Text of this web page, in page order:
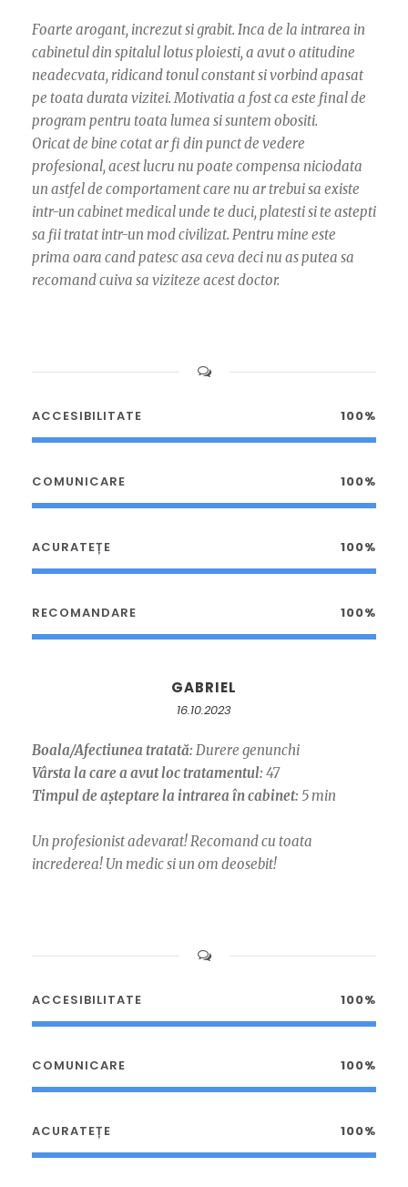
Foarte arogant, increzut si grabit. Inca de la intrarea in
cabinetul din spitalul lotus ploiesti, a avut o atitudine
neadecvata, ridicand tonul constant si vorbind apasat
pe toata durata vizitei. Motivatia a fost ca este final de
program pentru toata lumea si suntem obositi.
Oricat de bine cotat ar fi din punct de vedere
profesional, acest lucru nu poate compensa niciodata
un astfel de comportament care nu ar trebui sa existe
intr-un cabinet medical unde te duci, platesti si te astepti
sa fii tratat intr-un mod civilizat. Pentru mine este
prima oara cand patesc asa ceva deci nu as putea sa
recomand cuiva sa viziteze acest doctor.
ACCESIBILITATE 100%
COMUNICARE 100%
ACURATEȚE 100%
RECOMANDARE 100%
GABRIEL
16.10.2023
Boala/Afectiunea tratată: Durere genunchi
Vârsta la care a avut loc tratamentul: 47
Timpul de așteptare la intrarea în cabinet: 5 min
Un profesionist adevarat! Recomand cu toata
increderea! Un medic si un om deosebit!
ACCESIBILITATE 100%
COMUNICARE 100%
ACURATEȚE 100%